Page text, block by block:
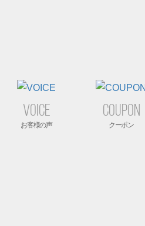
VOICE COUPON